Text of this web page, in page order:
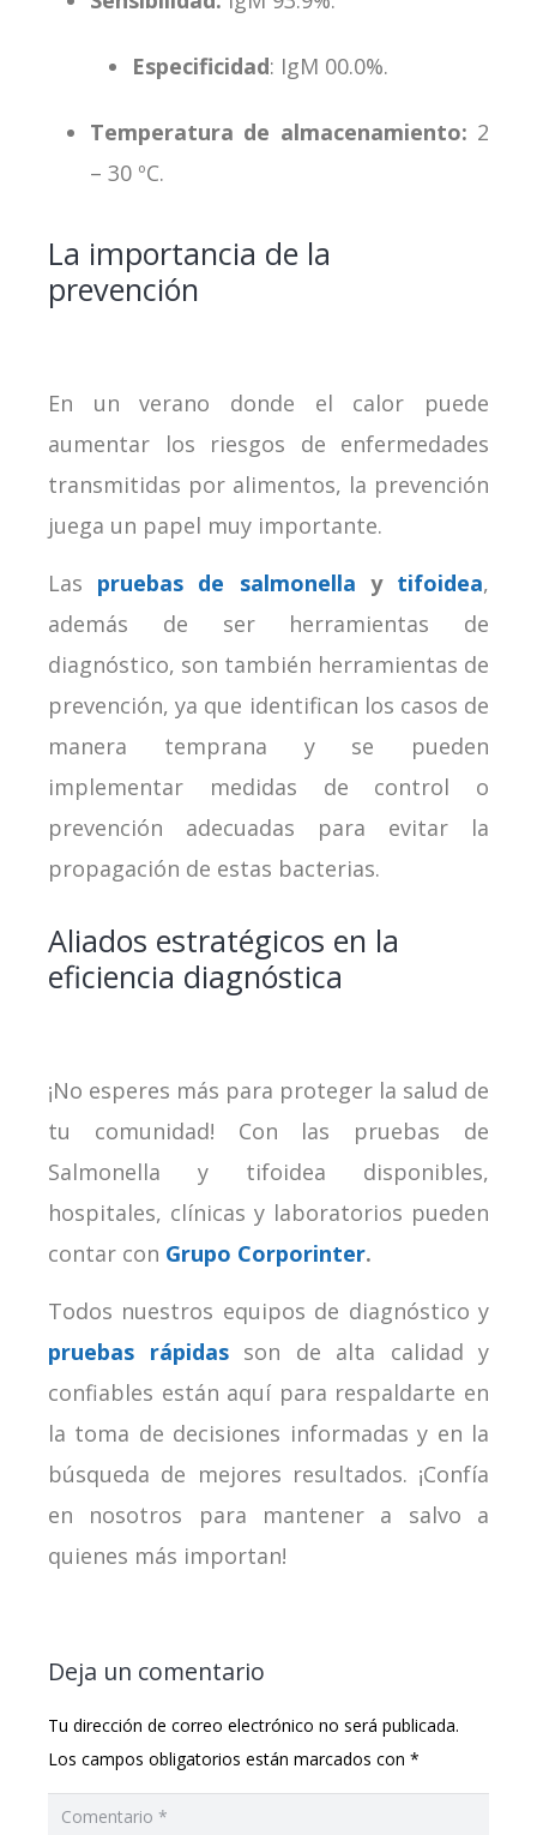
Especificidad: IgM 00.0%.
Temperatura de almacenamiento: 2
– 30 ºC.
La importancia de la
prevención
En un verano donde el calor puede
aumentar los riesgos de enfermedades
transmitidas por alimentos, la prevención
juega un papel muy importante.
Las pruebas de salmonella y tifoidea,
además de ser herramientas de
diagnóstico, son también herramientas de
prevención, ya que identifican los casos de
manera temprana y se pueden
implementar medidas de control o
prevención adecuadas para evitar la
propagación de estas bacterias.
Aliados estratégicos en la
eficiencia diagnóstica
¡No esperes más para proteger la salud de
tu comunidad! Con las pruebas de
Salmonella y tifoidea disponibles,
hospitales, clínicas y laboratorios pueden
contar con Grupo Corporinter.
Todos nuestros equipos de diagnóstico y
pruebas rápidasson de alta calidad y
confiables están aquí para respaldarte en
la toma de decisiones informadas y en la
búsqueda de mejores resultados. ¡Confía
en nosotros para mantener a salvo a
quienes más importan!
Deja un comentario
Tu dirección de correo electrónico no será publicada.
Los campos obligatorios están marcados con *